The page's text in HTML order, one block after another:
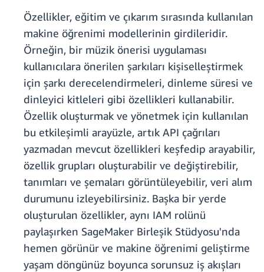
Özellikler, eğitim ve çıkarım sırasında kullanılan
makine öğrenimi modellerinin girdileridir.
Örneğin, bir müzik önerisi uygulaması
kullanıcılara önerilen şarkıları kişiselleştirmek
için şarkı derecelendirmeleri, dinleme süresi ve
dinleyici kitleleri gibi özellikleri kullanabilir.
Özellik oluşturmak ve yönetmek için kullanılan
bu etkileşimli arayüzle, artık API çağrıları
yazmadan mevcut özellikleri keşfedip arayabilir,
özellik grupları oluşturabilir ve değiştirebilir,
tanımları ve şemaları görüntüleyebilir, veri alım
durumunu izleyebilirsiniz. Başka bir yerde
oluşturulan özellikler, aynı IAM rolünü
paylaşırken SageMaker Birleşik Stüdyosu'nda
hemen görünür ve makine öğrenimi geliştirme
yaşam döngünüz boyunca sorunsuz iş akışları